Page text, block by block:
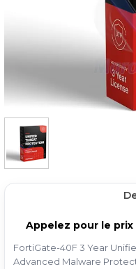
Appelez pour le prix
FortiGate-40F 3 Year
Advanced Malware